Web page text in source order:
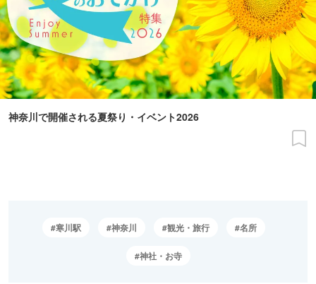
神奈川で開催される夏祭り・イベント2026
寒川駅 神奈川 観光・旅行 名所
神社・お寺